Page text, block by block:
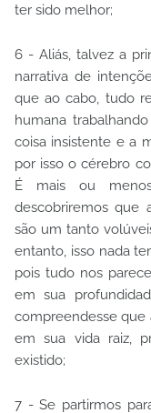
ter sido melhor;
6 - Aliás, talvez a
narrativa de
que ao cabo, tudo
humana
coisa insistente e a
por isso o cérebro
É mais ou
descobriremos que
são um tanto
entanto, isso nada
pois tudo nos
em sua
compreendesse que
em sua vida raiz,
existido;
7 - Se partirmos